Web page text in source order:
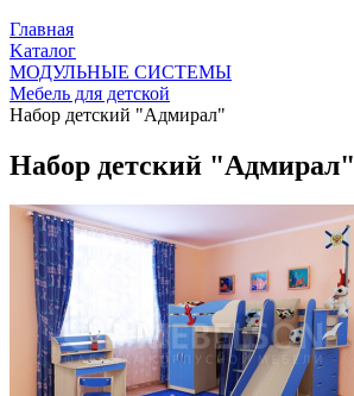
Главная
Kаталог
МОДУЛЬНЫЕ СИСТЕМЫ
Мебель для детской
Набор детский "Адмирал"
Набор детский "Адмирал"